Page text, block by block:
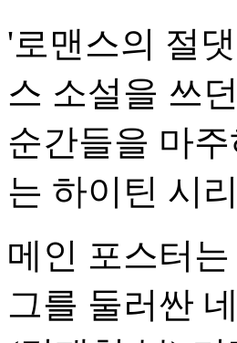
'로맨스의 절
스 소설을 쓰
순간들을 마
는 하이틴 시
메인 포스터
그를 둘러싼